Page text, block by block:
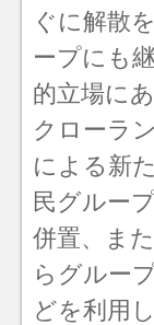
ぐに解散
ープにも
的立場に
クローラ
による新
民グルー
併置、ま
らグルー
どを利用